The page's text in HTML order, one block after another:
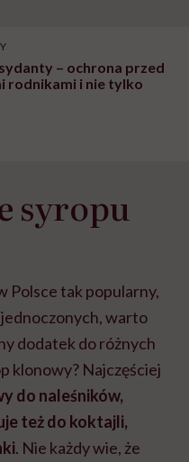
– ochrona przed
rodnikami i nie tylko
syropu
Polsce tak popularny,
warto
dodatek do różnych
klonowy? Najczęściej
do naleśników,
też do koktajli,
. Nie każdy wie, że